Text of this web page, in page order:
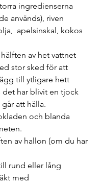
ingredienserna
används), riven
apelsinskal, kokos
av het vattnet
stor sked för att
till ytligare hett
det har blivit en tjock
att hälla.
och blanda
av hallon (om du har
rund eller lång
med